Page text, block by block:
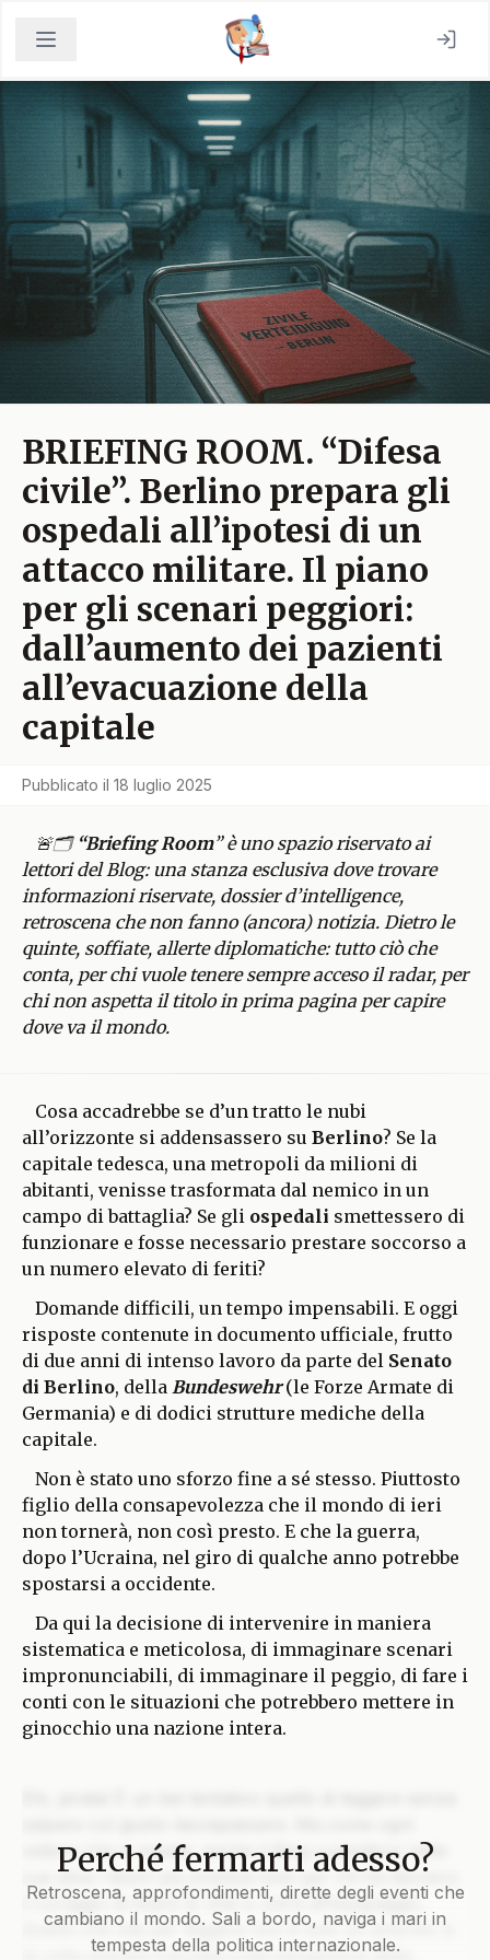
BRIEFING ROOM. “Difesa
civile”. Berlino prepara gli
ospedali all’ipotesi di un
attacco militare. Il piano
per gli scenari peggiori:
dall’aumento dei pazienti
all’evacuazione della
capitale
Pubblicato il 18 luglio 2025
🚨🗂️ “Briefing Room” è uno spazio riservato ai
lettori del Blog: una stanza esclusiva dove trovare
informazioni riservate, dossier d’intelligence,
retroscena che non fanno (ancora) notizia. Dietro le
quinte, soffiate, allerte diplomatiche: tutto ciò che
conta, per chi vuole tenere sempre acceso il radar, per
chi non aspetta il titolo in prima pagina per capire
dove va il mondo.
Cosa accadrebbe se d’un tratto le nubi
all’orizzonte si addensassero su Berlino? Se la
capitale tedesca, una metropoli da milioni di
abitanti, venisse trasformata dal nemico in un
campo di battaglia? Se gli ospedali smettessero di
funzionare e fosse necessario prestare soccorso a
un numero elevato di feriti?
Domande difficili, un tempo impensabili. E oggi
risposte contenute in documento ufficiale, frutto
di due anni di intenso lavoro da parte del Senato
di Berlino, della Bundeswehr(le Forze Armate di
Germania) e di dodici strutture mediche della
capitale.
Non è stato uno sforzo fine a sé stesso. Piuttosto
figlio della consapevolezza che il mondo di ieri
non tornerà, non così presto. E che la guerra,
dopo l’Ucraina, nel giro di qualche anno potrebbe
spostarsi a occidente.
Da qui la decisione di intervenire in maniera
sistematica e meticolosa, di immaginare scenari
impronunciabili, di immaginare il peggio, di fare i
conti con le situazioni che potrebbero mettere in
ginocchio una nazione intera.
veliero che si rispetti, anche il Blog custodisce nelle
sue stive i tesori più preziosi solo per chi ha davvero
il coraggio di issare le vele e unirsi all’equipaggio.
Quello che stai per leggere non è solo un articolo: è
Perché fermarti adesso?
Retroscena, approfondimenti, dirette degli eventi che
cambiano il mondo. Sali a bordo, naviga i mari in
tempesta della politica internazionale.